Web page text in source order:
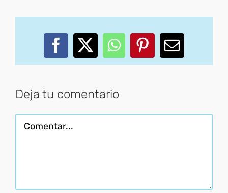
Facebook
X WhatsApp
PinterestCorreo
Deja tu comentario
Comentar